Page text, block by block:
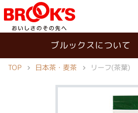
ブルックスについて
TOP 日本茶・麦茶 リーフ(茶葉)